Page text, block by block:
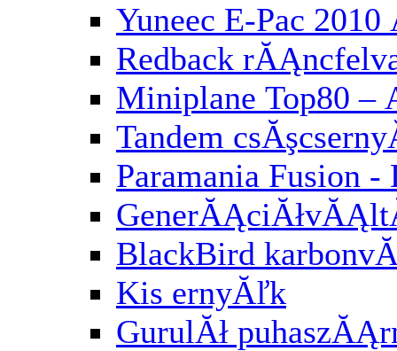
Yuneec E-Pac
Redback
Miniplane Top80
Tandem
Paramania Fusion
BlackBird
Kis ernyĂľk
GurulĂł